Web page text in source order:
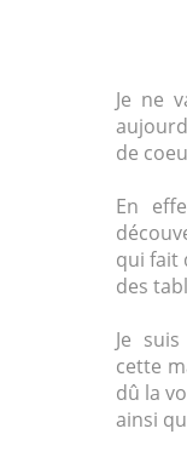
Je ne
de
En
qui fait
des
Je
cette
dû la
ainsi